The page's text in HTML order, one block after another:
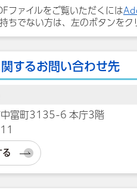
ファイルをご覧いただくには
ちでない方は、左のボタンをク
するお問い合わせ先
富町3135-6 本庁3階
る